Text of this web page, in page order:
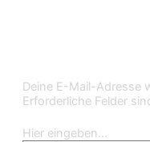
Deine E-Mail-Adresse
Erforderliche Felder
Hier eingeben…